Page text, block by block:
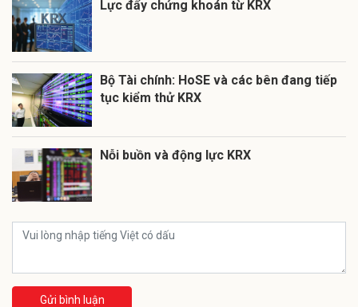
Lực đẩy chứng khoán từ KRX
Bộ Tài chính: HoSE và các bên đang tiếp
tục kiểm thử KRX
Nỗi buồn và động lực KRX
Gửi bình luận